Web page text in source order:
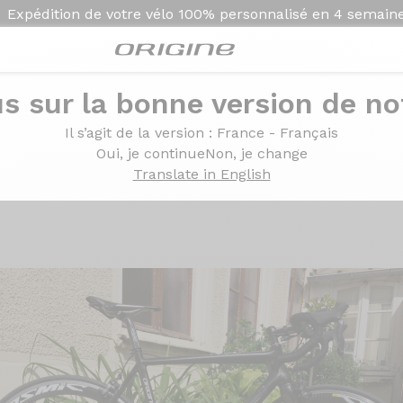
Expédition de votre vélo 100% personnalisé en 4
sur la bonne version de
Il s’agit de la version : France - Français
Oui, je continueNon, je change
Translate in English
Ultegra DI2 Mavic Cosmic SLS
Axxome Ultegra